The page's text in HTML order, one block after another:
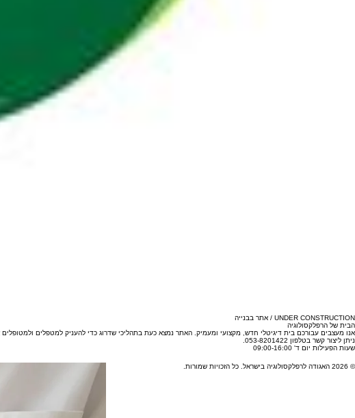
UNDER CONSTRUCTION / אתר בבנייה
הבית של הרפלקסולוגיה
אנו מעצבים עבורכם בית דיגיטלי חדש, מקצועי ומעמיק. האתר נמצא כעת בתהליכי שדרוג כדי להעניק למטפלים
שעות הפעילות יום ד' 09:00-16:00